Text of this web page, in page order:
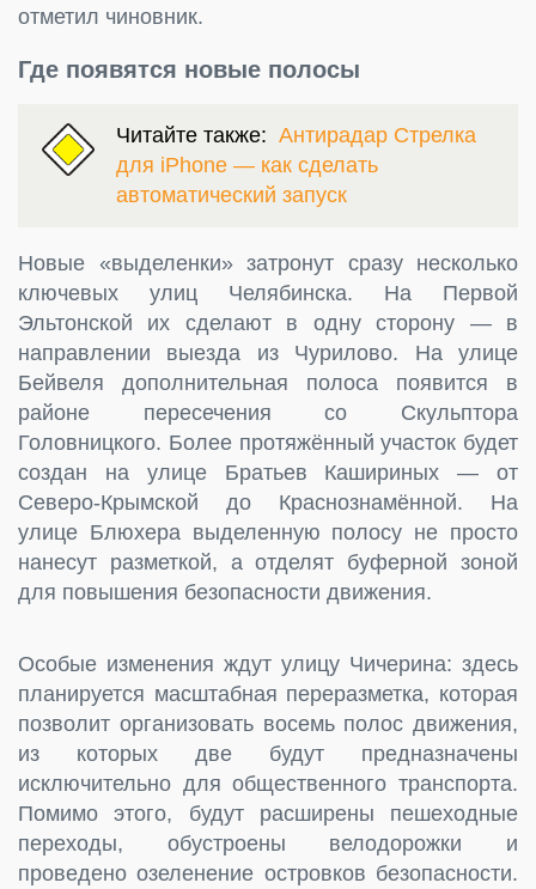
отметил чиновник.
Где появятся новые полосы
Читайте также: Антирадар Стрелка
для iPhone — как сделать
автоматический запуск
Новые «выделенки» затронут сразу несколько
ключевых улиц Челябинска. На Первой
Эльтонской их сделают в одну сторону — в
направлении выезда из Чурилово. На улице
Бейвеля дополнительная полоса появится в
районе пересечения со Скульптора
Головницкого. Более протяжённый участок будет
создан на улице Братьев Кашириных — от
Северо-Крымской до Краснознамённой. На
улице Блюхера выделенную полосу не просто
нанесут разметкой, а отделят буферной зоной
для повышения безопасности движения.
Особые изменения ждут улицу Чичерина: здесь
планируется масштабная переразметка, которая
позволит организовать восемь полос движения,
из которых две будут предназначены
исключительно для общественного транспорта.
Помимо этого, будут расширены пешеходные
переходы, обустроены велодорожки и
проведено озеленение островков безопасности.